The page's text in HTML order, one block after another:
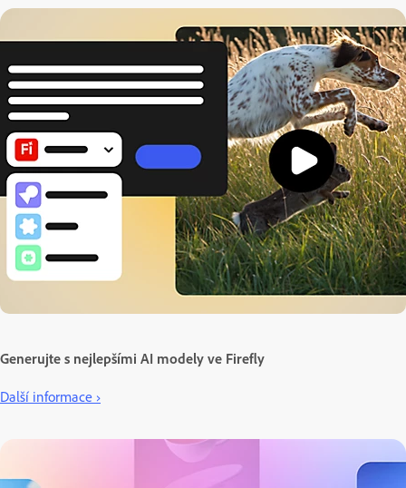
Generujte s nejlepšími AI modely ve Firefly
Další informace ›